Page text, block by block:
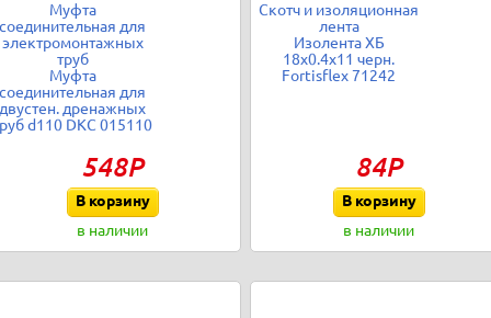
Муфта
соединительная для
электромонтажных
труб
Муфта
соединительная для
двустен. дренажных
d110 DKC 015110
548Р
В корзину
в наличии
Скотч и изоляционная
лента
Изолента ХБ
18х0.4х11 черн.
Fortisflex 71242
84Р
В корзину
в наличии